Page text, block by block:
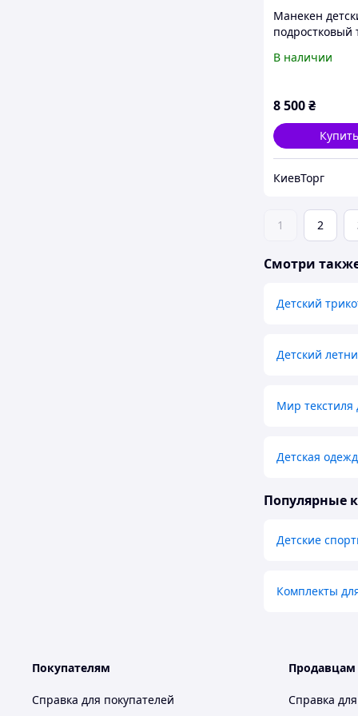
Манекен
подростковый
на шарнирах
В наличии
8 500₴
Купить
КиевТорг
1 2
Смотри
Детский
Детский
Мир текстиля
Детская
Популярные
Детские
Комплекты
Покупателям
Справка для покупателей
Продавцам
Справка